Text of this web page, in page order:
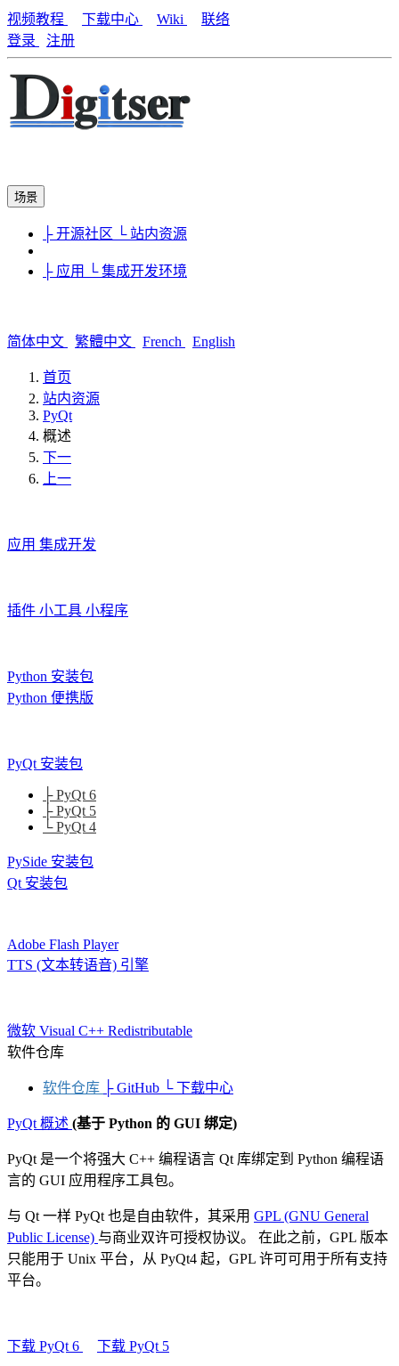
视频教程 下载中心 Wiki
联络
登录
注册
场景
├ 开源社区 └ 站内资源
├ 应用 └ 集成开发环境
简体中文 繁體中文 French English
首页
站内资源
PyQt
概述
下一
上一
应用 集成开发
插件 小工具 小程序
Python 安装包
Python 便携版
PyQt 安装包
├ PyQt 6
├ PyQt 5
└ PyQt 4
PySide 安装包
Qt 安装包
Adobe Flash Player
TTS (文本转语音) 引擎
微软 Visual C++ Redistributable
软件仓库
软件仓库 ├ GitHub └ 下载中心
PyQt 概述 (基于 Python 的 GUI 绑定)
PyQt 是一个将强大 C++ 编程语言 Qt 库绑定到 Python 编程语
言的 GUI 应用程序工具包。
与 Qt 一样 PyQt 也是自由软件，其采用 GPL (GNU General
Public License) 与商业双许可授权协议。 在此之前，GPL 版本
只能用于 Unix 平台，从 PyQt4 起，GPL 许可可用于所有支持
平台。
下载 PyQt 6 下载 PyQt 5